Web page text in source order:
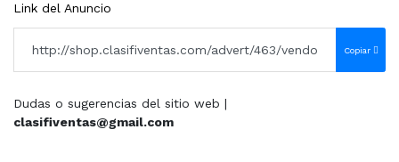
Link del Anuncio
Copiar
Dudas o sugerencias del sitio web |
clasifiventas@gmail.com